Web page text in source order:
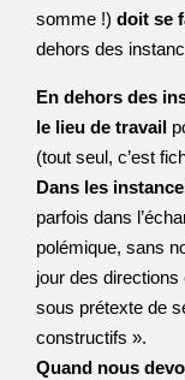
somme !) doit se
dehors des
En dehors des
le lieu de travail
(tout seul, c’est
Dans les
parfois dans
polémique, sans
jour des
sous prétexte de
constructifs ».
Quand nous